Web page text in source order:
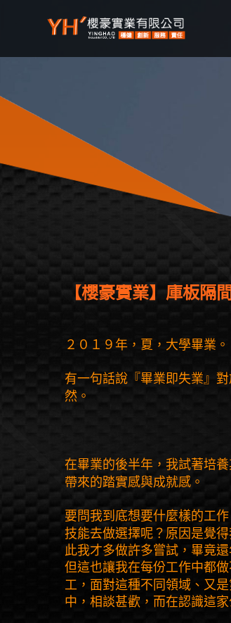
【櫻豪實業】庫板隔
２０１９年，夏，大學畢業。
有一句話說『畢業即失業』
然。
在畢業的後半年，我試著培
帶來的踏實感與成就感。
要問我到底想要什麼樣的工
技能去做選擇呢？原因是覺
此我才多做許多嘗試，畢竟
但這也讓我在每份工作中都
工，面對這種不同領域、又
中，相談甚歡，而在認識這